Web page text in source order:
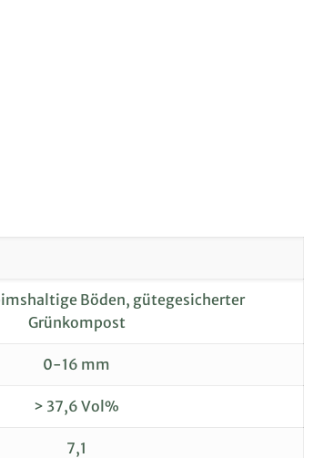
Böden, gütegesicherter
Grünkompost
0-16 mm
> 37,6 Vol%
7,1